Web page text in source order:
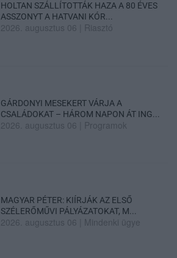
HOLTAN SZÁLLÍTOTTÁK HAZA A 80 ÉVES
ASSZONYT A HATVANI KÓR...
2026. augusztus 06 Riasztó
GÁRDONYI MESEKERT VÁRJA A
CSALÁDOKAT – HÁROM NAPON ÁT ING...
2026. augusztus 06 Programok
MAGYAR PÉTER: KIÍRJÁK AZ ELSŐ
SZÉLERŐMŰVI PÁLYÁZATOKAT, M...
2026. augusztus 06 Mindenki ügye